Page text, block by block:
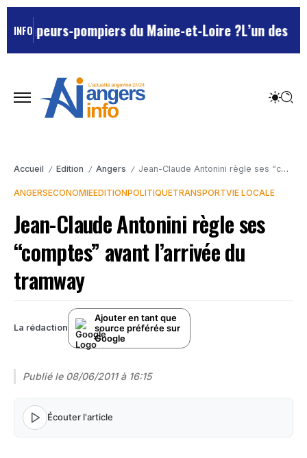
INFO pompiers du Maine-et-Loire ?L’un des
Accueil / Edition / Angers / Jean-Claude Antonini règle ses “comptes” avant l’arrivée du tramway
ANGERSECONOMIEEDITIONPOLITIQUETRANSPORTVIE LOCALE
Jean-Claude Antonini règle ses
“comptes” avant l’arrivée du
tramway
La rédaction
Ajouter en tant que
source préférée sur
Google
Publié le 08/06/2011 à 16:15
Écouter l'article